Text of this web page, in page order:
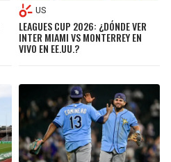
US
LEAGUES CUP 2026: ¿DÓNDE VER
INTER MIAMI VS MONTERREY EN
VIVO EN EE.UU.?